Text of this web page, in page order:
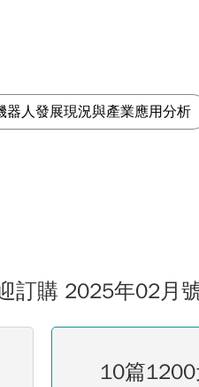
器人發展現況與產業應用分析
訂購 2025年02月
10篇